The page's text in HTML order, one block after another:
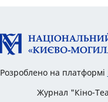
Розроблено на платформі
Журнал "Кіно-